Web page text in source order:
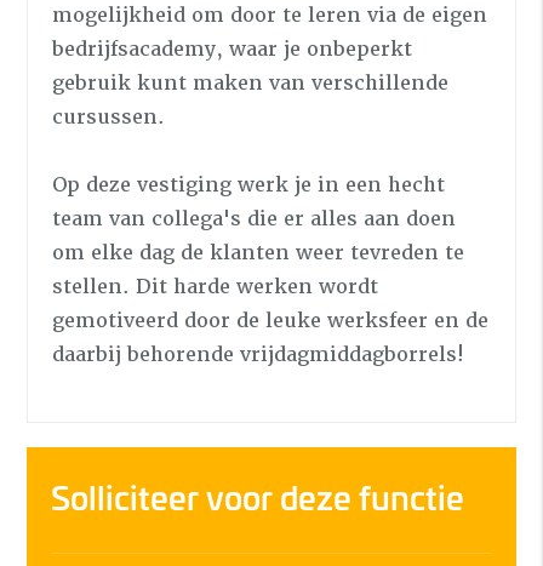
Solliciteer voor deze functie
mogelijkheid om door te leren via de eigen
bedrijfsacademy, waar je onbeperkt
gebruik kunt maken van verschillende
cursussen.
Op deze vestiging werk je in een hecht
team van collega's die er alles aan doen
om elke dag de klanten weer tevreden te
stellen. Dit harde werken wordt
gemotiveerd door de leuke werksfeer en de
daarbij behorende vrijdagmiddagborrels!